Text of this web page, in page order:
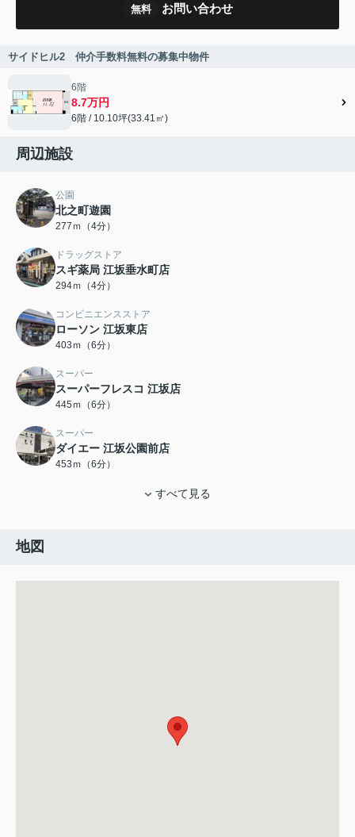
無料 お問い合わせ
サイドヒル2 仲介手数料無料の募集中物件
6階
8.7万円
6階 / 10.10坪(33.41㎡)
周辺施設
公園
北之町遊園
277ｍ（4分）
ドラッグストア
スギ薬局 江坂垂水町店
294ｍ（4分）
コンビニエンスストア
ローソン 江坂東店
403ｍ（6分）
スーパー
スーパーフレスコ 江坂店
445ｍ（6分）
スーパー
ダイエー 江坂公園前店
453ｍ（6分）
すべて見る
地図